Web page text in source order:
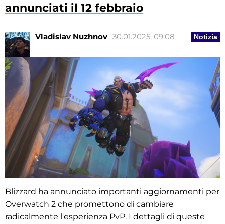
annunciati il 12 febbraio
Notizia
Vladislav Nuzhnov 30.01.2025, 09:08
Blizzard ha annunciato importanti aggiornamenti per
Overwatch 2 che promettono di cambiare
radicalmente l'esperienza PvP. I dettagli di queste